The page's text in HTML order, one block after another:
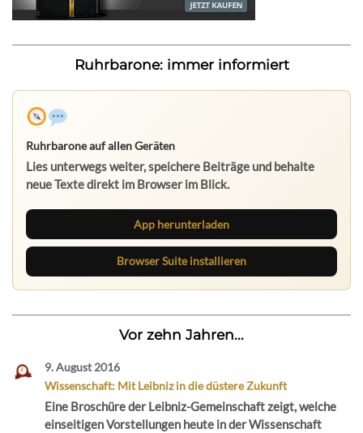
Ruhrbarone: immer informiert
Ruhrbarone auf allen Geräten
Lies unterwegs weiter, speichere Beiträge und behalte
neue Texte direkt im Browser im Blick.
App herunterladen
Browser Suite installieren
Vor zehn Jahren...
9. August 2016
Wissenschaft: Mit Leibniz in die düstere Zukunft
Eine Broschüre der Leibniz-Gemeinschaft zeigt, welche
einseitigen Vorstellungen heute in der Wissenschaft